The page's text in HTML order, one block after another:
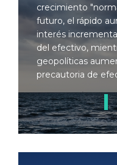
crecimiento
futuro, el rápido
interés
del efectivo,
geopolíticas
precautoria de